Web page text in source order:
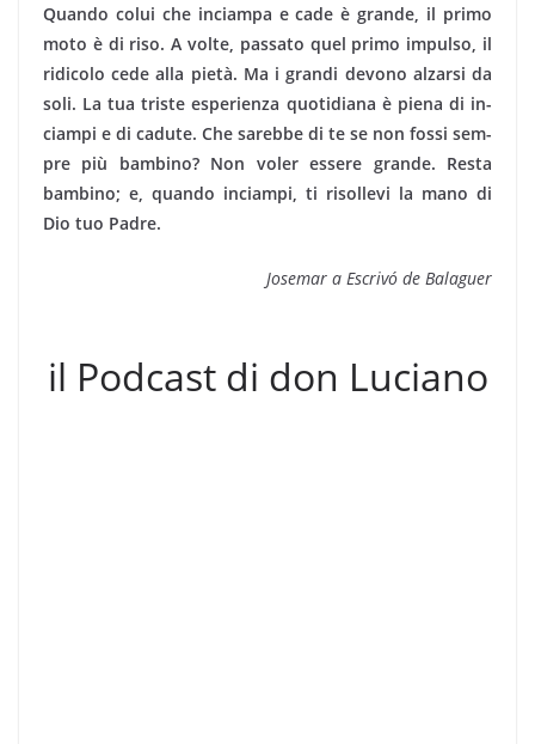
Quando colui che inciampa e cade è grande, il pri­mo
moto è di riso. A volte, passato quel primo im­pulso, il
ridicolo cede alla pietà. Ma i grandi devono alzarsi da
soli. La tua triste esperienza quotidiana è piena di in­
ciampi e di cadute. Che sarebbe di te se non fossi sem­
pre più bambino? Non voler essere grande. Resta
bambino; e, quando inciampi, ti risollevi la mano di
Dio tuo Padre.
Josemar a Escrivó de Balaguer
il Podcast di don Luciano